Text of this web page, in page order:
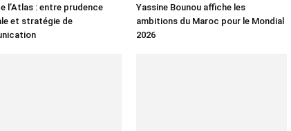
l’Atlas : entre prudence
et stratégie de
Yassine Bounou affiche les
ambitions du Maroc pour le Mondial
2026